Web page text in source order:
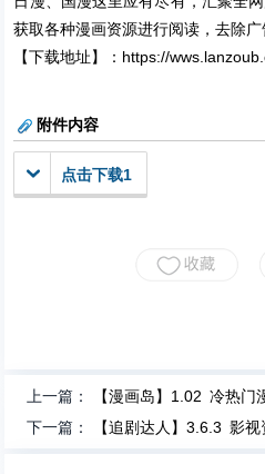
获取各种漫画资源进行阅读，去除广
【下载地址】：https://
附件内容
点击下载1
上一篇：
【漫画岛】1.02 冷热
下一篇：
【追剧达人】3.6.3 影